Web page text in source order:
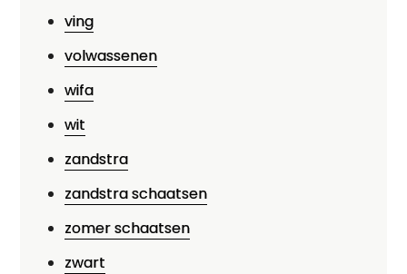
ving
volwassenen
wifa
wit
zandstra
zandstra schaatsen
zomer schaatsen
zwart